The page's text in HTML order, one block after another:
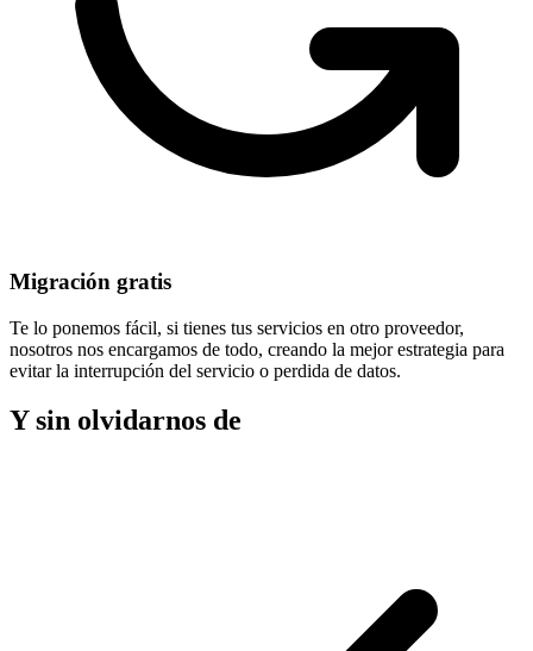
Migración gratis
Te lo ponemos fácil, si tienes tus servicios en otro proveedor,
nosotros nos encargamos de todo, creando la mejor estrategia para
evitar la interrupción del servicio o perdida de datos.
Y sin olvidarnos de